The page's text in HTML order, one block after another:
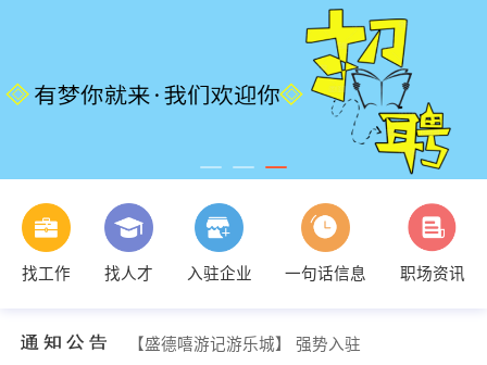
找工作 找人才 入驻企业 一句话信息 职场资讯
发布 [消控员 ] 招聘信息
【杭州建德铭都旅行社有限公司】 强势入驻
【杭州建德铭都旅行社有限公司】 强势入驻
【盛德嘻游记游乐城】 强势入驻